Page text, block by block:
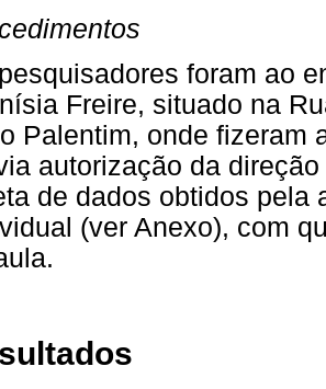
foram ao
Freire, situado na
Palentim, onde fizeram
autorização da
de dados obtidos pela
(ver Anexo), com